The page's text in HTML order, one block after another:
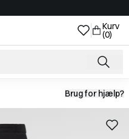
Kurv
(0)
Brug for hjælp?